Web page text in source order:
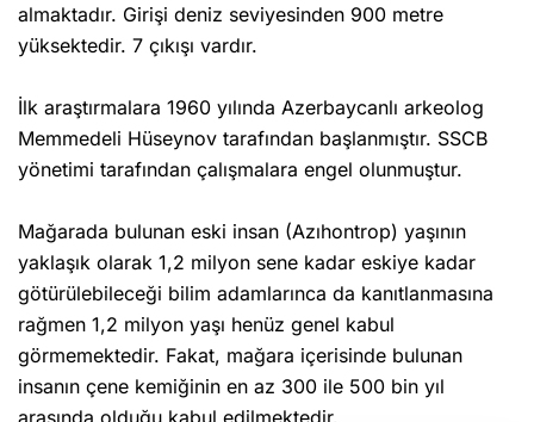
almaktadır. Girişi deniz seviyesinden 900 metre
yüksektedir. 7 çıkışı vardır.
İlk araştırmalara 1960 yılında Azerbaycanlı arkeolog
Memmedeli Hüseynov tarafından başlanmıştır. SSCB
yönetimi tarafından çalışmalara engel olunmuştur.
Mağarada bulunan eski insan (Azıhontrop) yaşının
yaklaşık olarak 1,2 milyon sene kadar eskiye kadar
götürülebileceği bilim adamlarınca da kanıtlanmasına
rağmen 1,2 milyon yaşı henüz genel kabul
görmemektedir. Fakat, mağara içerisinde bulunan
insanın çene kemiğinin en az 300 ile 500 bin yıl
arasında olduğu kabul edilmektedir.